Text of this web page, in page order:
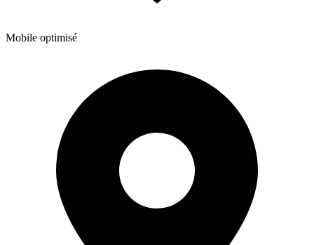
Mobile optimisé